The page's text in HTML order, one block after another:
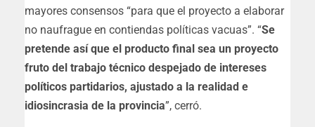
mayores consensos “para que el proyecto a elaborar
no naufrague en contiendas políticas vacuas”. “Se
pretende así que el producto final sea un proyecto
fruto del trabajo técnico despejado de intereses
políticos partidarios, ajustado a la realidad e
idiosincrasia de la provincia”, cerró.